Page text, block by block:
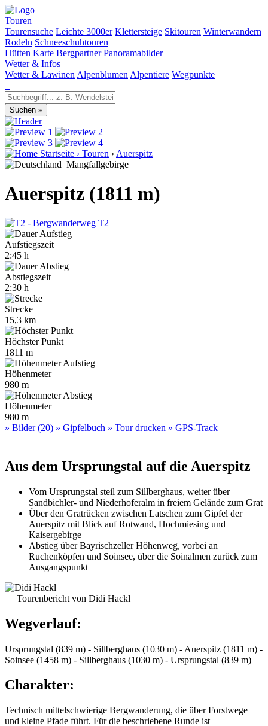
Touren
Tourensuche Leichte 3000er Klettersteige Skitouren Winterwandern
Rodeln Schneeschuhtouren
Hütten Karte Bergpartner Panoramabilder
Wetter & Infos
Wetter & Lawinen Alpenblumen Alpentiere Wegpunkte
Startseite › Touren › Auerspitz
Mangfallgebirge
Auerspitz (1811 m)
T2
Aufstiegszeit
2:45 h
Abstiegszeit
2:30 h
Strecke
15,3 km
Höchster Punkt
1811 m
Höhenmeter
980 m
Höhenmeter
980 m
» Bilder (20) » Gipfelbuch » Tour drucken » GPS-Track
Aus dem Ursprungstal auf die Auerspitz
Vom Ursprungstal steil zum Sillberghaus, weiter über
Sandbichler- und Niederhoferalm in freiem Gelände zum Grat
Über den Gratrücken zwischen Latschen zum Gipfel der
Auerspitz mit Blick auf Rotwand, Hochmiesing und
Kaisergebirge
Abstieg über Bayrischzeller Höhenweg, vorbei an
Ruchenköpfen und Soinsee, über die Soinalmen zurück zum
Ausgangspunkt
Tourenbericht von Didi Hackl
Wegverlauf:
Ursprungstal (839 m) - Sillberghaus (1030 m) - Auerspitz (1811 m) -
Soinsee (1458 m) - Sillberghaus (1030 m) - Ursprungstal (839 m)
Charakter:
Technisch mittelschwierige Bergwanderung, die über Forstwege
und kleine Pfade führt. Für die beschriebene Runde ist